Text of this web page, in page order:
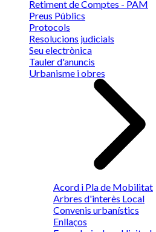
Retiment de Comptes - PAM
Preus Públics
Protocols
Resolucions judicials
Seu electrònica
Tauler d'anuncis
Urbanisme i obres
Acord i Pla de Mobilitat
Arbres d'interès Local
Convenis urbanístics
Enllaços